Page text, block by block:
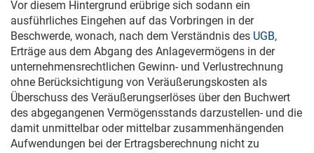
Vor diesem Hintergrund erübrige sich sodann ein
ausführliches Eingehen auf das Vorbringen in der
Beschwerde, wonach, nach dem Verständnis des UGB,
Erträge aus dem Abgang des Anlagevermögens in der
unternehmensrechtlichen Gewinn- und Verlustrechnung
ohne Berücksichtigung von Veräußerungskosten als
Überschuss des Veräußerungserlöses über den Buchwert
des abgegangenen Vermögensstands darzustellen- und die
damit unmittelbar oder mittelbar zusammenhängenden
Aufwendungen bei der Ertragsberechnung nicht zu